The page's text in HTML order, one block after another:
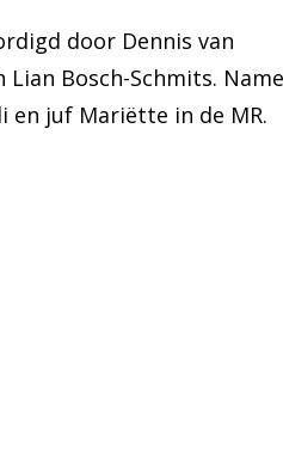
door Dennis van
Bosch-Schmits.
en juf Mariëtte in de MR.